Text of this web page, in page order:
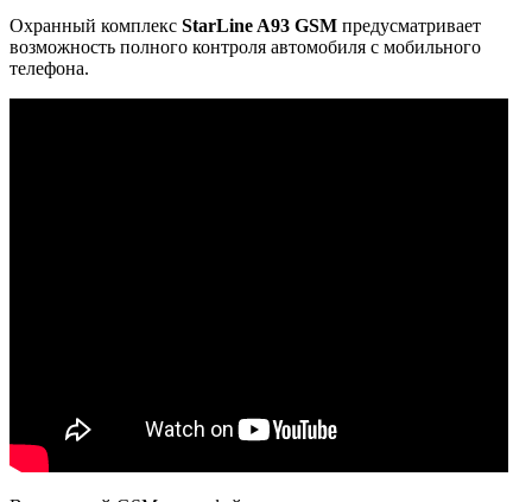
Охранный комплекс StarLine A93 GSM предусматривает
возможность полного контроля автомобиля с мобильного
телефона.